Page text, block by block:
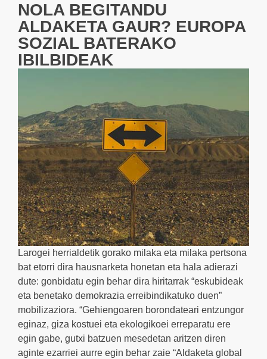
NOLA BEGITANDU
ALDAKETA GAUR? EUROPA
SOZIAL BATERAKO
IBILBIDEAK
Larogei herrialdetik gorako milaka eta milaka pertsona
bat etorri dira hausnarketa honetan eta hala adierazi
dute: gonbidatu egin behar dira hiritarrak “eskubideak
eta benetako demokrazia erreibindikatuko duen”
mobilizaziora. “Gehiengoaren borondateari entzungor
eginaz, giza kostuei eta ekologikoei erreparatu ere
egin gabe, gutxi batzuen mesedetan aritzen diren
aginte ezarriei aurre egin behar zaie “Aldaketa global